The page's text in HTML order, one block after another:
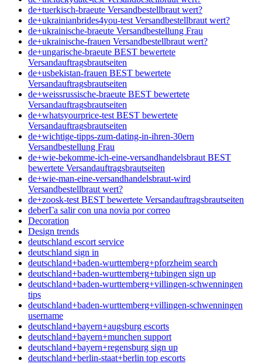
de+tuerkisch-braeute Versandbestellbraut wert?
de+ukrainianbrides4you-test Versandbestellbraut wert?
de+ukrainische-braeute Versandbestellung Frau
de+ukrainische-frauen Versandbestellbraut wert?
de+ungarische-braeute BEST bewertete
Versandauftragsbrautseiten
de+usbekistan-frauen BEST bewertete
Versandauftragsbrautseiten
de+weissrussische-braeute BEST bewertete
Versandauftragsbrautseiten
de+whatsyourprice-test BEST bewertete
Versandauftragsbrautseiten
de+wichtige-tipps-zum-dating-in-ihren-30ern
Versandbestellung Frau
de+wie-bekomme-ich-eine-versandhandelsbraut BEST
bewertete Versandauftragsbrautseiten
de+wie-man-eine-versandhandelsbraut-wird
Versandbestellbraut wert?
de+zoosk-test BEST bewertete Versandauftragsbrautseiten
deberГ­a salir con una novia por correo
Decoration
Design trends
deutschland escort service
deutschland sign in
deutschland+baden-wurttemberg+pforzheim search
deutschland+baden-wurttemberg+tubingen sign up
deutschland+baden-wurttemberg+villingen-schwenningen
tips
deutschland+baden-wurttemberg+villingen-schwenningen
username
deutschland+bayern+augsburg escorts
deutschland+bayern+munchen support
deutschland+bayern+regensburg sign up
deutschland+berlin-staat+berlin top escorts